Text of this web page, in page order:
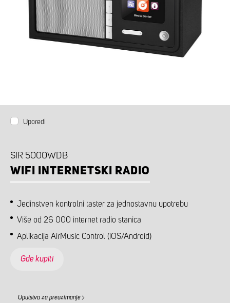
KANCELARIJA I KABLOVI
Uporedi
SIR 5000WDB
WIFI INTERNETSKI RADIO
Jedinstven kontrolni taster za jednostavnu upotrebu
Više od 26 000 internet radio stanica
Aplikacija AirMusic Control (iOS/Android)
Gde kupiti
Uputstva za preuzimanje